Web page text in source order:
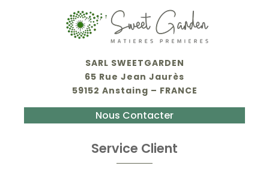
SARL SWEETGARDEN
65 Rue Jean Jaurès
59152 Anstaing – FRANCE
Nous Contacter
Service Client